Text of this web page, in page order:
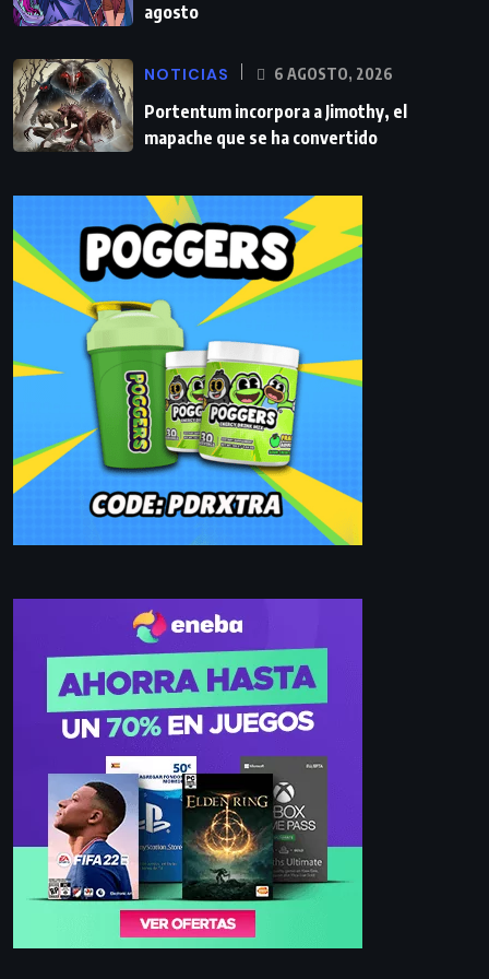
agosto
NOTICIAS 6 AGOSTO, 2026
Portentum incorpora a Jimothy, el
mapache que se ha convertido